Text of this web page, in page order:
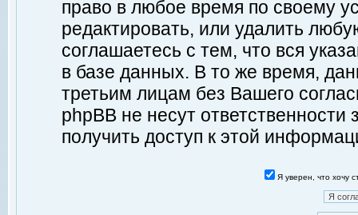
право в любое время по своему
редактировать, или удалить
соглашаетесь с тем, что вся
в базе данных. В то же время,
третьим лицам без Вашего
phpBB не несут ответственности
получить доступ к этой
Я уверен, что хочу